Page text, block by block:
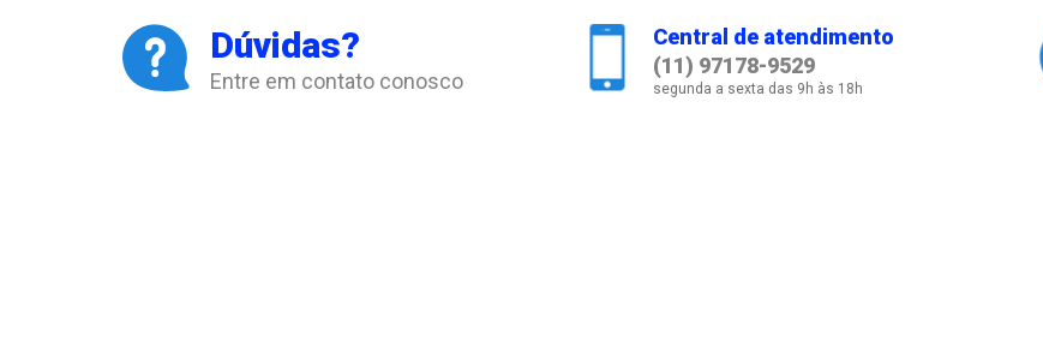
Dúvidas?
Entre em contato conosco
Central de atendimento
(11) 97178-9529
segunda a sexta das 9h às 18h